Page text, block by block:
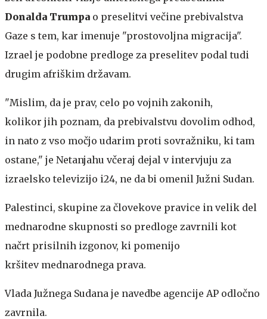
Donalda Trumpa o preselitvi večine prebivalstva
Gaze s tem, kar imenuje "prostovoljna migracija".
Izrael je podobne predloge za preselitev podal tudi
drugim afriškim državam.
"Mislim, da je prav, celo po vojnih zakonih,
kolikor jih poznam, da prebivalstvu dovolim odhod,
in nato z vso močjo udarim proti sovražniku, ki tam
ostane," je Netanjahu včeraj dejal v intervjuju za
izraelsko televizijo i24, ne da bi omenil Južni Sudan.
Palestinci, skupine za človekove pravice in velik del
mednarodne skupnosti so predloge zavrnili kot
načrt prisilnih izgonov, ki pomenijo
kršitev mednarodnega prava.
Vlada Južnega Sudana je navedbe agencije AP odločno
zavrnila.